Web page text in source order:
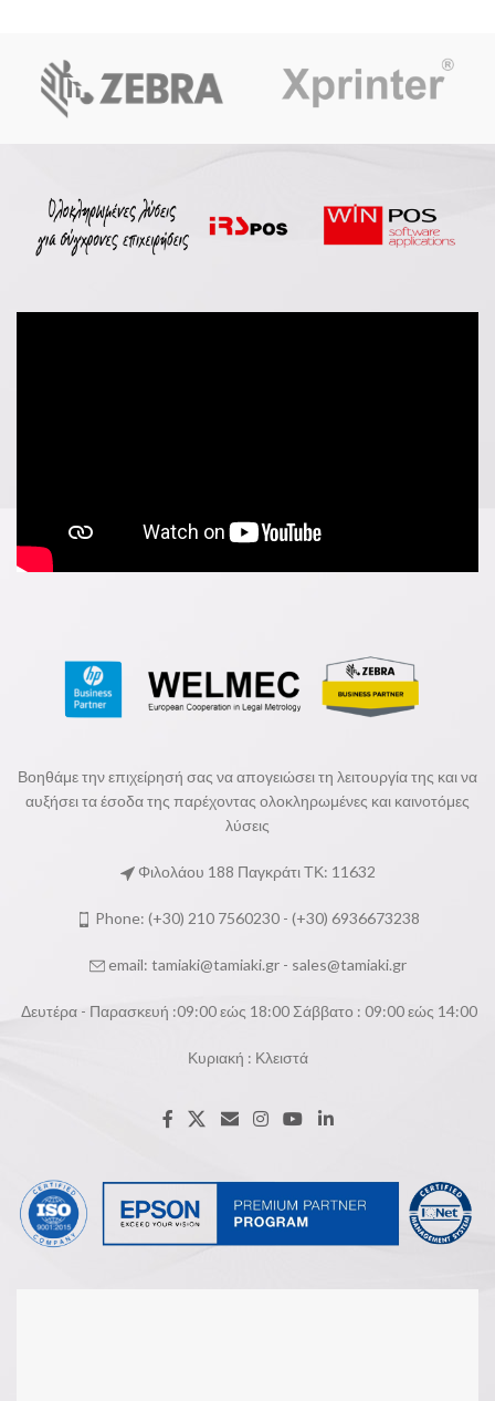
Βοηθάμε την επιχείρησή σας να απογειώσει τη λειτουργία της και να
αυξήσει τα έσοδα της παρέχοντας ολοκληρωμένες και καινοτόμες
λύσεις
Φιλολάου 188 Παγκράτι ΤΚ: 11632
Phone: (+30) 210 7560230 - (+30) 6936673238
email: tamiaki@tamiaki.gr- sales@tamiaki.gr
Δευτέρα - Παρασκευή :09:00 εώς 18:00 Σάββατο : 09:00 εώς 14:00
Κυριακή : Κλειστά